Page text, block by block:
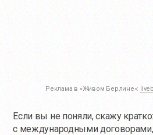
Реклама в «Живом Берлине»:
Если вы не поняли, скажу
с международными